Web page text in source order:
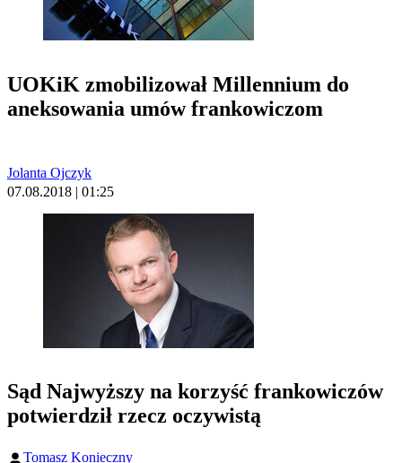
UOKiK zmobilizował Millennium do
aneksowania umów frankowiczom
Jolanta Ojczyk
07.08.2018 | 01:25
Sąd Najwyższy na korzyść frankowiczów
potwierdził rzecz oczywistą
Tomasz Konieczny